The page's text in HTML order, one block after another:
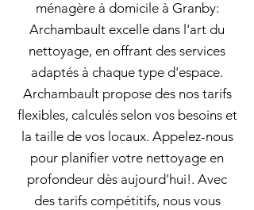
ménagère à domicile à Granby:
Archambault excelle dans l'art du
nettoyage, en offrant des services
adaptés à chaque type d'espace.
Archambault propose des nos tarifs
flexibles, calculés selon vos besoins et
la taille de vos locaux. Appelez-nous
pour planifier votre nettoyage en
profondeur dès aujourd'hui!. Avec
des tarifs compétitifs, nous vous